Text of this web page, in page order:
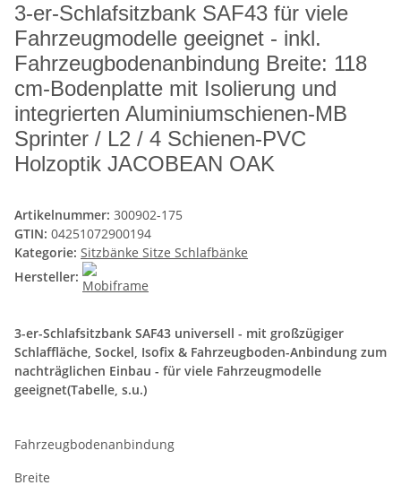
3-er-Schlafsitzbank SAF43 für viele
Fahrzeugmodelle geeignet - inkl.
Fahrzeugbodenanbindung Breite: 118
cm-Bodenplatte mit Isolierung und
integrierten Aluminiumschienen-MB
Sprinter / L2 / 4 Schienen-PVC
Holzoptik JACOBEAN OAK
Artikelnummer: 300902-175
GTIN: 04251072900194
Kategorie: Sitzbänke Sitze Schlafbänke
Hersteller:
3-er-Schlafsitzbank SAF43 universell - mit großzügiger
Schlaffläche, Sockel, Isofix & Fahrzeugboden-Anbindung zum
nachträglichen Einbau - für viele Fahrzeugmodelle
geeignet(Tabelle, s.u.)
Fahrzeugbodenanbindung
Breite